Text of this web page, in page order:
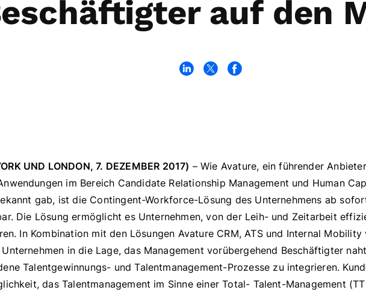
auf den
UND LONDON, 7. DEZEMBER 2017) – Wie Avature, ein führender
im Bereich Candidate Relationship Management und Human
gab, ist die Contingent-Workforce-Lösung des Unternehmens ab
Die Lösung ermöglicht es Unternehmen, von der Leih- und Zeitarbeit
In Kombination mit den Lösungen Avature CRM, ATS und Internal
Unternehmen in die Lage, das Management vorübergehend Beschäftigter
Talentgewinnungs- und Talentmanagement-Prozesse zu integrieren.
das Talentmanagement im Sinne einer Total- Talent-Management